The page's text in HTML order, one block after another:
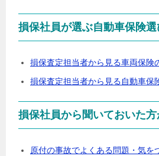
損保社員が選ぶ自動車保険選
損保査定担当者から見る車両保険
損保査定担当者から見る自動車保
損保社員から聞いておいた
原付の事故でよくある問題・気を